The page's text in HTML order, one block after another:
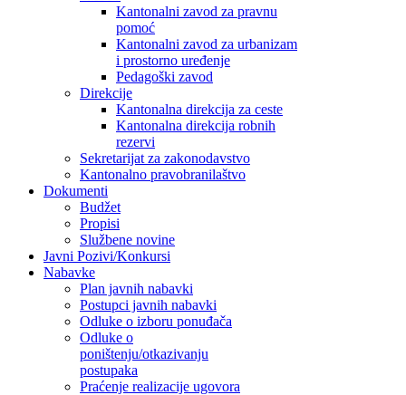
Kantonalni zavod za pravnu
pomoć
Kantonalni zavod za urbanizam
i prostorno uređenje
Pedagoški zavod
Direkcije
Kantonalna direkcija za ceste
Kantonalna direkcija robnih
rezervi
Sekretarijat za zakonodavstvo
Kantonalno pravobranilaštvo
Dokumenti
Budžet
Propisi
Službene novine
Javni Pozivi/Konkursi
Nabavke
Plan javnih nabavki
Postupci javnih nabavki
Odluke o izboru ponuđača
Odluke o
poništenju/otkazivanju
postupaka
Praćenje realizacije ugovora